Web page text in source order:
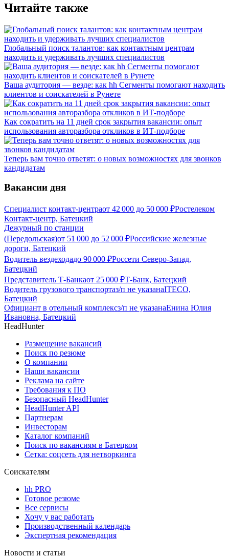
Читайте также
Глобальный поиск талантов: как контактным центрам
находить и удерживать лучших специалистов
Ваша аудитория — везде: как hh Сегменты помогают находить
клиентов и соискателей в Рунете
Как сократить на 11 дней срок закрытия вакансии: опыт
использования авторазбора откликов в ИТ-подборе
Теперь вам точно ответят: о новых возможностях для звонков
кандидатам
Вакансии дня
Специалист контакт-центраот 42 000 до 50 000 ₽Ростелеком
Контакт-центр, Батецкий
Дежурный по станции
(Передольская)от 51 000 до 52 000 ₽Российские железные
дороги, Батецкий
Водитель вездеходадо 90 000 ₽Россети Северо-Запад,
Батецкий
Представитель Т-Банкаот 25 000 ₽Т-Банк, Батецкий
Водитель грузового транспортаз/п не указанаITECO,
Батецкий
Официант в отельный комплексз/п не указанаЕнина Юлия
Ивановна, Батецкий
HeadHunter
Размещение вакансий
Поиск по резюме
О компании
Наши вакансии
Реклама на сайте
Требования к ПО
Безопасный HeadHunter
HeadHunter API
Партнерам
Инвесторам
Каталог компаний
Поиск по вакансиям в Батецком
Сетка: соцсеть для нетворкинга
Соискателям
hh PRO
Готовое резюме
Все сервисы
Хочу у вас работать
Производственный календарь
Экспертная рекомендация
Новости и статьи